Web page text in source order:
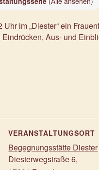
im „Diester“ ein
Aus- und
VERANSTALTUNGSORT
Begegnungsstätte Diester
Diesterwegstraße 6,